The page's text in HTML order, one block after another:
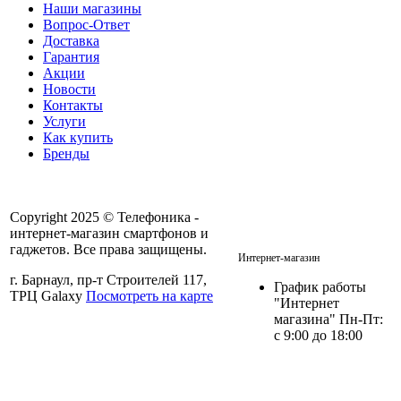
Наши магазины
Вопрос-Ответ
Доставка
Гарантия
Акции
Новости
Контакты
Услуги
Как купить
Бренды
Copyright 2025 © Телефоника -
интернет-магазин смартфонов и
гаджетов. Все права защищены.
г. Барнаул, пр-т Строителей 117,
ТРЦ Galaxy Посмотреть на карте
Интернет-магазин
График работы
"Интернет
магазина" Пн-Пт:
с 9:00 до 18:00